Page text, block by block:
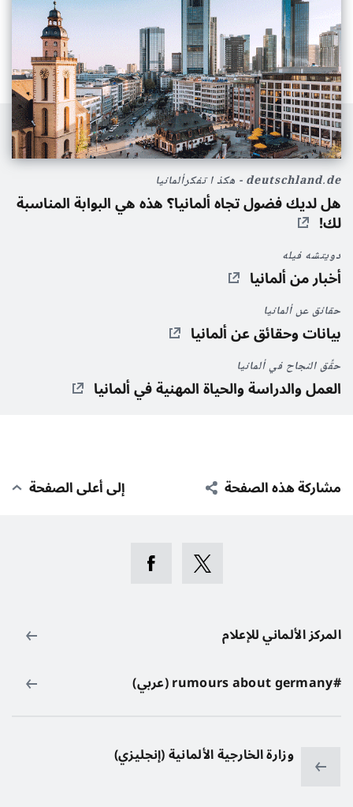
deutschland.de - ھکذ ا تفکرألمانيا
هل لديك فضول تجاه ألمانيا؟ هذه هي البوابة المناسبة
لك!
دويتشه فيله
أخبار من ألمانيا
حقائق عن ألمانيا
بيانات وحقائق عن ألمانيا
حقِّق النجاح في ألمانيا
العمل والدراسة والحياة المهنية في ألمانيا
مشاركة هذه الصفحة إلى أعلى الصفحة
المركز الألماني للإعلام
#rumours about germany (عربي)
وزارة الخارجية الألمانية (إنجليزي)